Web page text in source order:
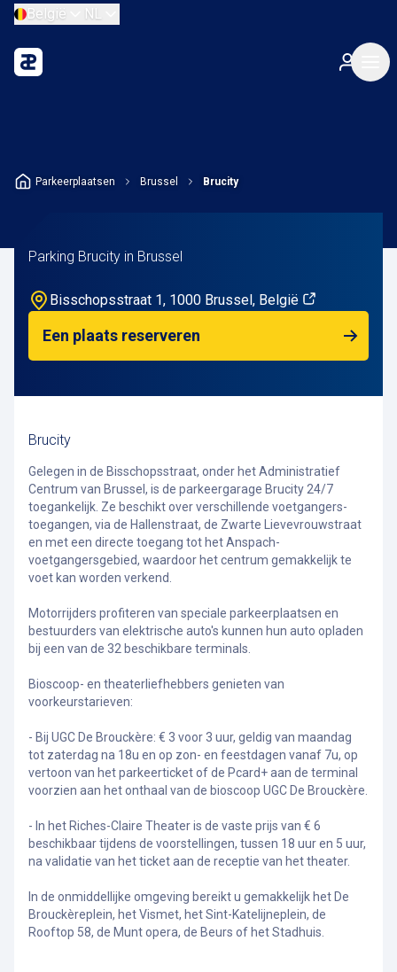
België NL
Parkeerplaatsen Brussel Brucity
Parking Brucity in Brussel
Bisschopsstraat 1, 1000 Brussel, België
Een plaats reserveren
Brucity
Gelegen in de Bisschopsstraat, onder het Administratief
Centrum van Brussel, is de parkeergarage Brucity 24/7
toegankelijk. Ze beschikt over verschillende voetgangers­
toegangen, via de Hallenstraat, de Zwarte Lievevrouwstraat
en met een directe toegang tot het Anspach­-
voetgangersgebied, waardoor het centrum gemakkelijk te
voet kan worden verkend.
Motorrijders profiteren van speciale parkeerplaatsen en
bestuurders van elektrische auto's kunnen hun auto opladen
bij een van de 32 beschikbare terminals.
Bioscoop- en theaterliefhebbers genieten van
voorkeurstarieven:
- Bij UGC De Brouckère: € 3 voor 3 uur, geldig van maandag
tot zaterdag na 18u en op zon- en feestdagen vanaf 7u, op
vertoon van het parkeerticket of de Pcard+ aan de terminal
voorzien aan het onthaal van de bioscoop UGC De Brouckère.
- In het Riches-Claire Theater is de vaste prijs van € 6
beschikbaar tijdens de voorstellingen, tussen 18 uur en 5 uur,
na validatie van het ticket aan de receptie van het theater.
In de onmiddellijke omgeving bereikt u gemakkelijk het De
Brouckèreplein, het Vismet, het Sint-Katelijneplein, de
Rooftop 58, de Munt opera, de Beurs of het Stadhuis.